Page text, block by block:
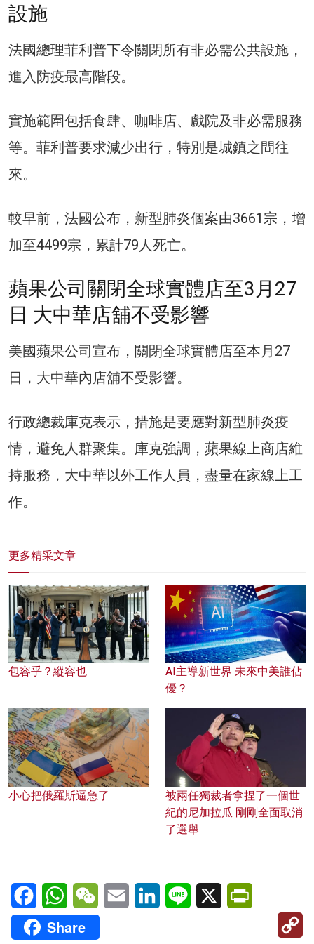
設施
法國總理菲利普下令關閉所有非必需公共設施，
進入防疫最高階段。
實施範圍包括食肆、咖啡店、戲院及非必需服務
等。菲利普要求減少出行，特別是城鎮之間往
來。
較早前，法國公布，新型肺炎個案由3661宗，增
加至4499宗，累計79人死亡。
蘋果公司關閉全球實體店至3月27
日 大中華店舖不受影響
美國蘋果公司宣布，關閉全球實體店至本月27
日，大中華內店舖不受影響。
行政總裁庫克表示，措施是要應對新型肺炎疫
情，避免人群聚集。庫克強調，蘋果線上商店維
持服務，大中華以外工作人員，盡量在家線上工
作。
更多精采文章
包容乎？縱容也
AI主導新世界 未來中美誰佔
優？
小心把俄羅斯逼急了
被兩任獨裁者拿捏了一個世
紀的尼加拉瓜 剛剛全面取消
了選舉
FacebookWhatsAppWeChatEmail LinkedInLine X
Share